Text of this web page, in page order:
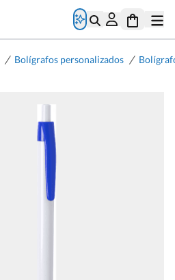
/ Bolígrafos personalizados /